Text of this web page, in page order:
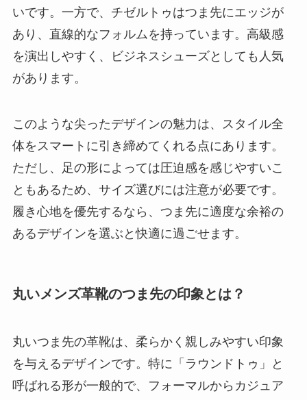
いです。一方で、チゼルトゥはつま先にエッジが
あり、直線的なフォルムを持っています。高級感
を演出しやすく、ビジネスシューズとしても人気
があります。
このような尖ったデザインの魅力は、スタイル全
体をスマートに引き締めてくれる点にあります。
ただし、足の形によっては圧迫感を感じやすいこ
ともあるため、サイズ選びには注意が必要です。
履き心地を優先するなら、つま先に適度な余裕の
あるデザインを選ぶと快適に過ごせます。
丸いメンズ革靴のつま先の印象とは？
丸いつま先の革靴は、柔らかく親しみやすい印象
を与えるデザインです。特に「ラウンドトゥ」と
呼ばれる形が一般的で、フォーマルからカジュア